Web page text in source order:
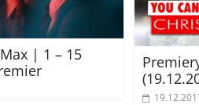
| 1 – 15